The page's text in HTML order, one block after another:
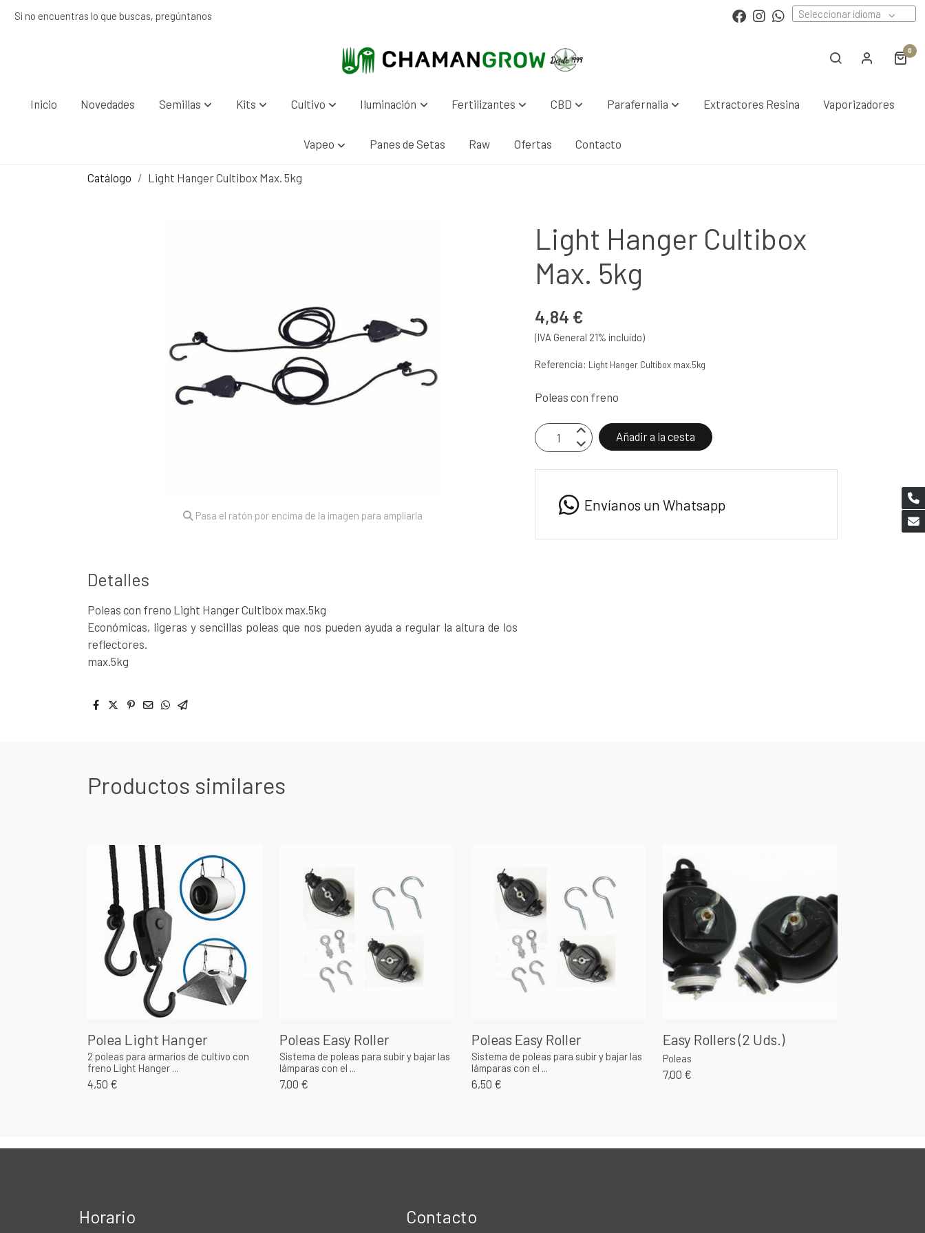
Si no encuentras lo que buscas, pregúntanos Seleccionar idioma
0
Inicio Novedades Semillas Kits Cultivo Iluminación Fertilizantes CBD Parafernalia Extractores Resina Vaporizadores
Vapeo Panes de Setas Raw Ofertas Contacto
Catálogo Light Hanger Cultibox Max. 5kg
Pasa el ratón por encima de la imagen para ampliarla
Detalles
Poleas con freno Light Hanger Cultibox max.5kg
Económicas, ligeras y sencillas poleas que nos pueden ayuda a regular la altura de los
reflectores.
max.5kg
Light Hanger Cultibox
Max. 5kg
4,84 €
(IVA General 21% incluido)
Referencia: Light Hanger Cultibox max.5kg
Poleas con freno
Añadir a la cesta
Envíanos un Whatsapp
Productos similares
Polea Light Hanger
2 poleas para armarios de cultivo con
freno Light Hanger ...
4,50 €
Poleas Easy Roller
Sistema de poleas para subir y bajar las
lámparas con el ...
7,00 €
Poleas Easy Roller
Sistema de poleas para subir y bajar las
lámparas con el ...
6,50 €
Easy Rollers (2 Uds.)
Poleas
7,00 €
Horario Contacto